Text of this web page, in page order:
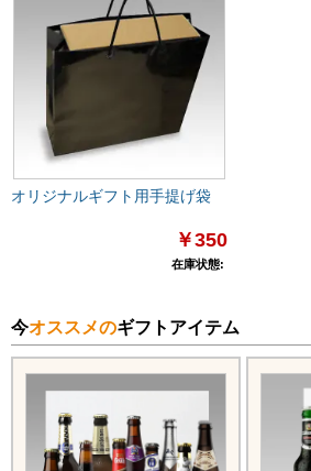
オリジナルギフト用手提げ袋
￥350
在庫状態:
今オススメのギフトアイテム